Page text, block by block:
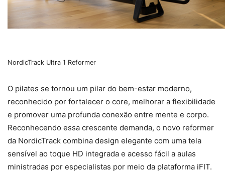
NordicTrack Ultra 1 Reformer
O pilates se tornou um pilar do bem-estar moderno,
reconhecido por fortalecer o core, melhorar a flexibilidade
e promover uma profunda conexão entre mente e corpo.
Reconhecendo essa crescente demanda, o novo reformer
da NordicTrack combina design elegante com uma tela
sensível ao toque HD integrada e acesso fácil a aulas
ministradas por especialistas por meio da plataforma iFIT.